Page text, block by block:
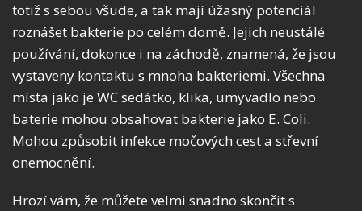
totiž s sebou všude, a tak mají úžasný potenciál
roznášet bakterie po celém domě. Jejich neustálé
používání, dokonce i na záchodě, znamená, že jsou
vystaveny kontaktu s mnoha bakteriemi. Všechna
místa jako je WC sedátko, klika, umyvadlo nebo
baterie mohou obsahovat bakterie jako E. Coli.
Mohou způsobit infekce močových cest a střevní
onemocnění.
Hrozí vám, že můžete velmi snadno skončit s